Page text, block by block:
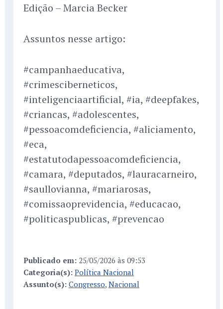
Edição – Marcia Becker
Assuntos nesse artigo:
#campanhaeducativa,
#crimesciberneticos,
#inteligenciaartificial, #ia, #deepfakes,
#criancas, #adolescentes,
#pessoacomdeficiencia, #aliciamento,
#eca,
#estatutodapessoacomdeficiencia,
#camara, #deputados, #lauracarneiro,
#saullovianna, #mariarosas,
#comissaoprevidencia, #educacao,
#politicaspublicas, #prevencao
Publicado em: 25/05/2026 às 09:53
Categoria(s): Política Nacional
Assunto(s): Congresso, Nacional